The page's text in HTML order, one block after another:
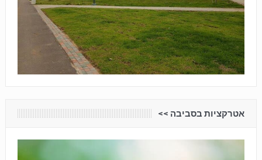
אטרקציות בסביבה <<